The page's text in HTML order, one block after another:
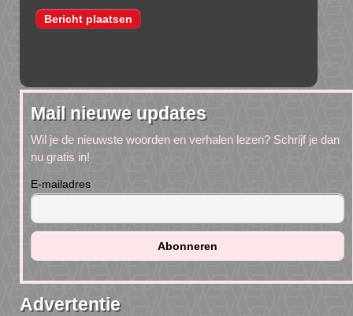
Mail nieuwe updates
Wil je de nieuwste woorden en verhalen lezen? Schrijf je dan
nu gratis in!
E-mailadres
Advertentie